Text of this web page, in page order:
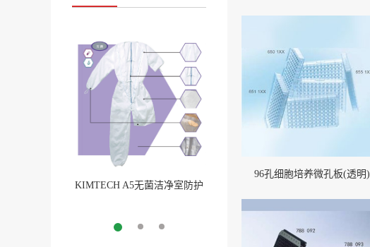
KIMTECH A5无菌洁净室防护
More
96孔细胞培养微孔板(透明)